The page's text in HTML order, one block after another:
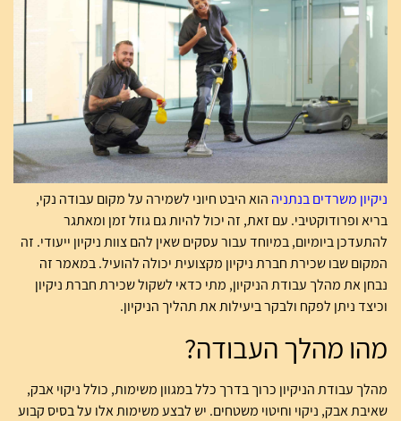
ניקיון משרדים בנתניה הוא היבט חיוני לשמירה על מקום עבודה נקי,
בריא ופרודוקטיבי. עם זאת, זה יכול להיות גם גוזל זמן ומאתגר
להתעדכן ביומיום, במיוחד עבור עסקים שאין להם צוות ניקיון ייעודי. זה
המקום שבו שכירת חברת ניקיון מקצועית יכולה להועיל. במאמר זה
נבחן את מהלך עבודת הניקיון, מתי כדאי לשקול שכירת חברת ניקיון
וכיצד ניתן לפקח ולבקר ביעילות את תהליך הניקיון.
מהו מהלך העבודה?
מהלך עבודת הניקיון כרוך בדרך כלל במגוון משימות, כולל ניקוי אבק,
שאיבת אבק, ניקוי וחיטוי משטחים. יש לבצע משימות אלו על בסיס קבוע